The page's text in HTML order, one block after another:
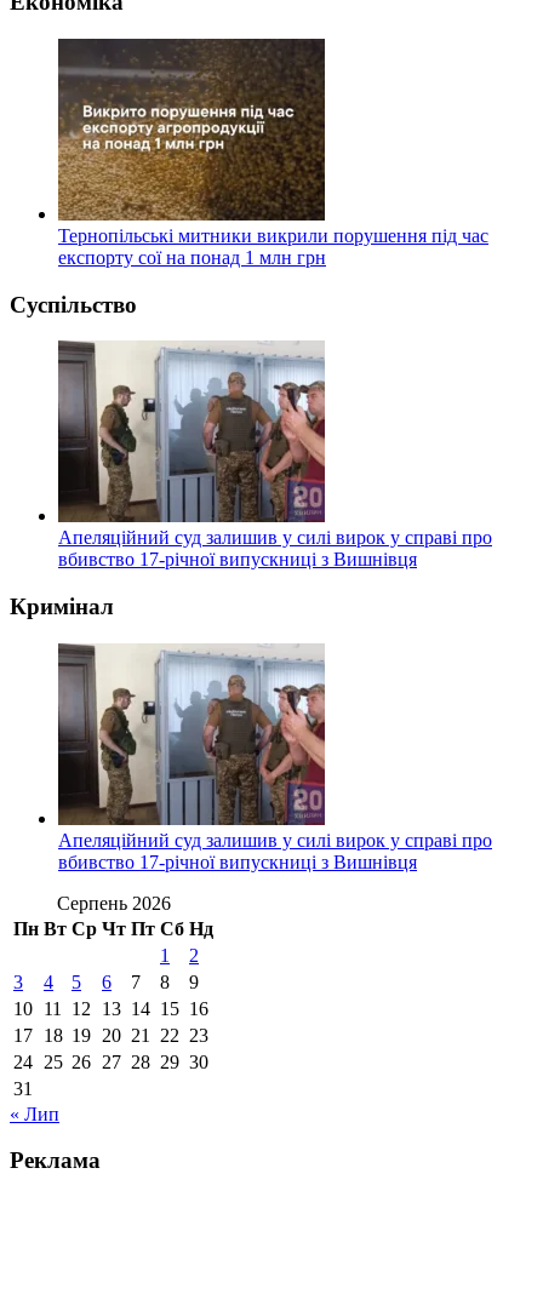
Тернопільські митники викрили порушення під час
експорту сої на понад 1 млн грн
Суспільство
Апеляційний суд залишив у силі вирок у справі про
вбивство 17-річної випускниці з Вишнівця
Кримінал
Апеляційний суд залишив у силі вирок у справі про
вбивство 17-річної випускниці з Вишнівця
Серпень 2026
Пн Вт Ср Чт Пт Сб Нд
1
2
3
4 5 6 7 8
9
10 11 12 13 14 15 16
17 18 19 20 21 22 23
24 25 26 27 28 29 30
31
« Лип
Реклама